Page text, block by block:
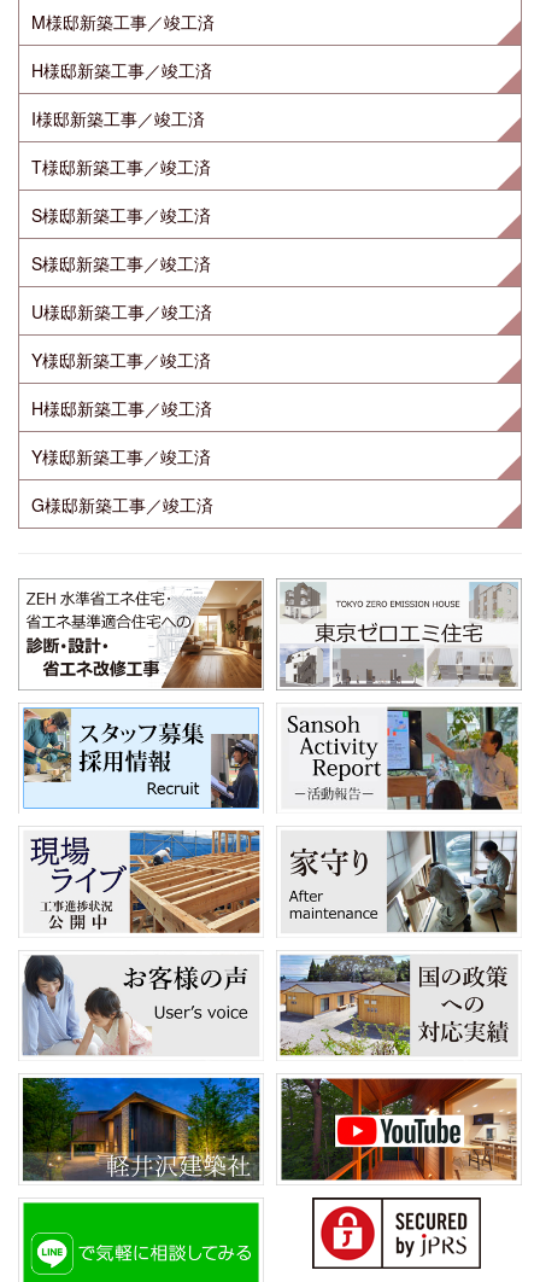
M様邸新築工事／竣工済
H様邸新築工事／竣工済
I様邸新築工事／竣工済
T様邸新築工事／竣工済
S様邸新築工事／竣工済
S様邸新築工事／竣工済
U様邸新築工事／竣工済
Y様邸新築工事／竣工済
H様邸新築工事／竣工済
Y様邸新築工事／竣工済
G様邸新築工事／竣工済